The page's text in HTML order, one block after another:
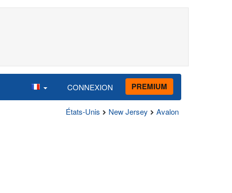
CONNEXION PREMIUM
États-Unis New Jersey Avalon